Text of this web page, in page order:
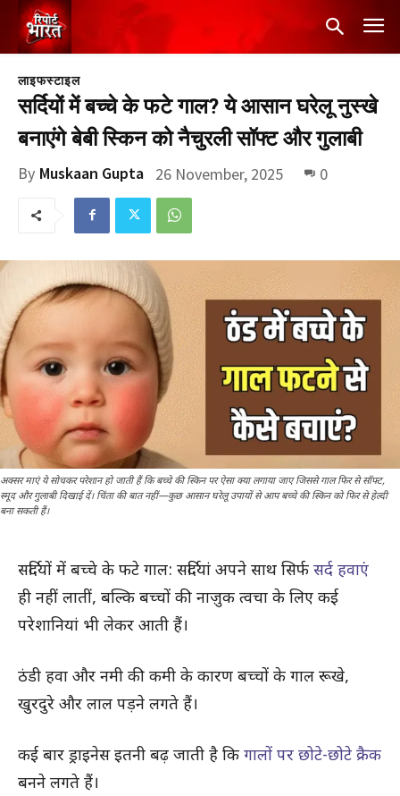
लाइफस्टाइल
सर्दियों में बच्चे के फटे गाल? ये आसान घरेलू नुस्खे
बनाएंगे बेबी स्किन को नैचुरली सॉफ्ट और गुलाबी
By Muskaan Gupta 26 November, 2025 0
अक्सर माएं ये सोचकर परेशान हो जाती हैं कि बच्चे की स्किन पर ऐसा क्या लगाया जाए जिससे गाल फिर से सॉफ्ट,
स्मूद और गुलाबी दिखाई दें। चिंता की बात नहीं—कुछ आसान घरेलू उपायों से आप बच्चे की स्किन को फिर से हेल्दी
बना सकती हैं।
सर्दियों में बच्चे के फटे गाल: सर्दियां अपने साथ सिर्फ सर्द हवाएं
ही नहीं लातीं, बल्कि बच्चों की नाज़ुक त्वचा के लिए कई
परेशानियां भी लेकर आती हैं।
ठंडी हवा और नमी की कमी के कारण बच्चों के गाल रूखे,
खुरदुरे और लाल पड़ने लगते हैं।
कई बार ड्राइनेस इतनी बढ़ जाती है कि गालों पर छोटे-छोटे क्रैक
बनने लगते हैं।